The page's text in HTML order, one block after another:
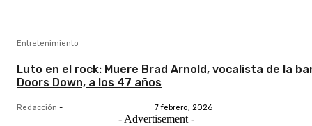
Entretenimiento
Luto en el rock: Muere Brad Arnold, vocalista de la
Doors Down, a los 47 años
Redacción - 7 febrero, 2026
- Advertisement -